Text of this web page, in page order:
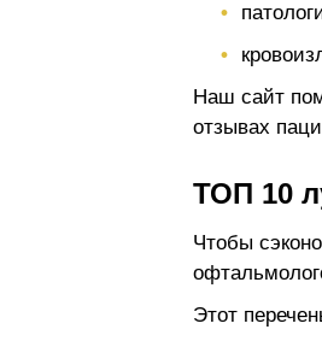
Наш сайт
отзывах
ТОП 10
Чтобы
Этот